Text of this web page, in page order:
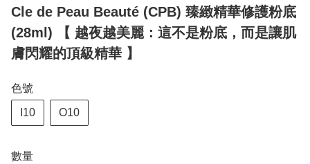
Cle de Peau Beauté (CPB) 臻緻精華修護粉底
(28ml) 【 越夜越美麗：這不是粉底，而是讓肌
膚閃耀的頂級精華 】
色號
I10 O10
數量